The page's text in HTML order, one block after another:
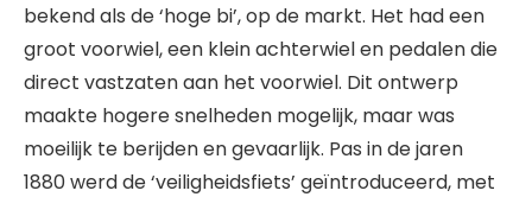
bekend als de ‘hoge bi’, op de markt. Het had een
groot voorwiel, een klein achterwiel en pedalen die
direct vastzaten aan het voorwiel. Dit ontwerp
maakte hogere snelheden mogelijk, maar was
moeilijk te berijden en gevaarlijk. Pas in de jaren
1880 werd de ‘veiligheidsfiets’ geïntroduceerd, met